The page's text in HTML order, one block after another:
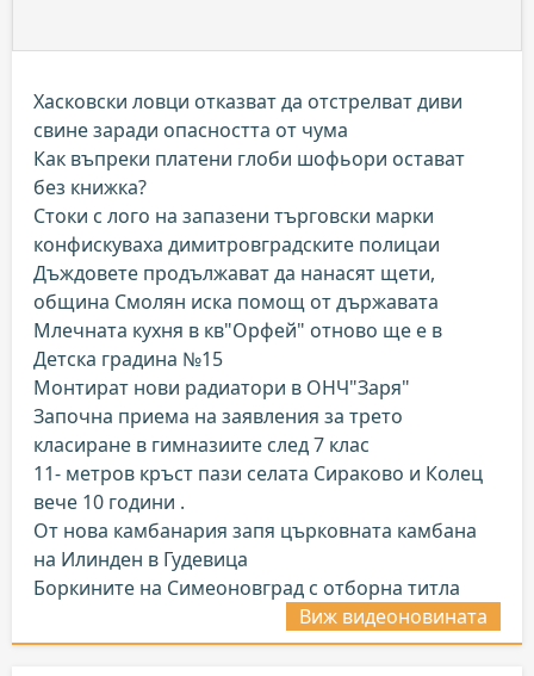
Хасковски ловци отказват да отстрелват диви
свине заради опасността от чума
Как въпреки платени глоби шофьори остават
без книжка?
Стоки с лого на запазени търговски марки
конфискуваха димитровградските полицаи
Дъждовете продължават да нанасят щети,
община Смолян иска помощ от държавата
Млечната кухня в кв"Орфей" отново ще е в
Детска градина №15
Монтират нови радиатори в ОНЧ"Заря"
Започна приема на заявления за трето
класиране в гимназиите след 7 клас
11- метров кръст пази селата Сираково и Колец
вече 10 години .
От нова камбанария запя църковната камбана
на Илинден в Гудевица
Боркините на Симеоновград с отборна титла
Виж видеоновината